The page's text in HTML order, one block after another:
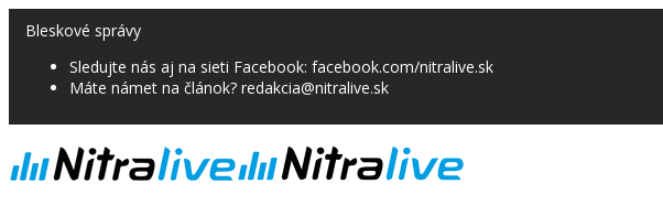
Bleskové správy
Sledujte nás aj na sieti Facebook: facebook.com/nitralive.sk
Máte námet na článok? redakcia@nitralive.sk